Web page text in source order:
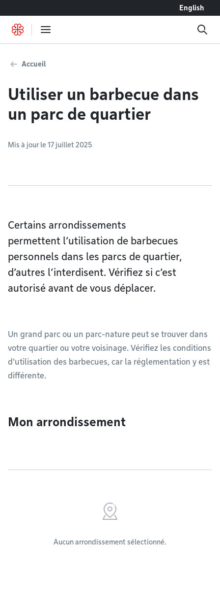
English
Accueil
Utiliser un barbecue dans
un parc de quartier
Mis à jour le 17 juillet 2025
Certains arrondissements
permettent l’utilisation de barbecues
personnels dans les parcs de quartier,
d’autres l’interdisent. Vérifiez si c’est
autorisé avant de vous déplacer.
Un grand parc ou un parc-nature peut se trouver dans
votre quartier ou votre voisinage. Vérifiez les conditions
d’utilisation des barbecues, car la réglementation y est
différente.
Mon arrondissement
Aucun arrondissement sélectionné.